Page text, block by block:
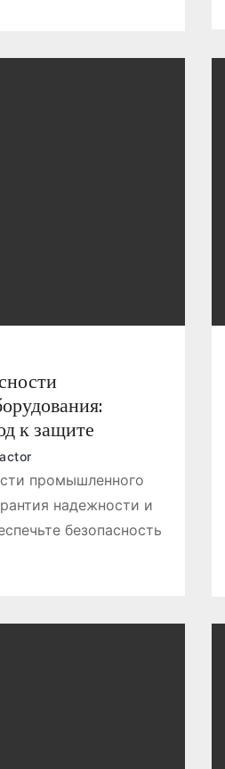
к защите
промышленного
надежности и
безопасность